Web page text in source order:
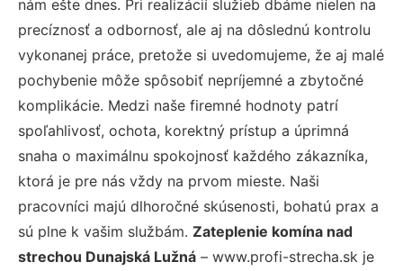
nám ešte dnes. Pri realizácií služieb dbáme nielen na
precíznosť a odbornosť, ale aj na dôslednú kontrolu
vykonanej práce, pretože si uvedomujeme, že aj malé
pochybenie môže spôsobiť nepríjemné a zbytočné
komplikácie. Medzi naše firemné hodnoty patrí
spoľahlivosť, ochota, korektný prístup a úprimná
snaha o maximálnu spokojnosť každého zákazníka,
ktorá je pre nás vždy na prvom mieste. Naši
pracovníci majú dlhoročné skúsenosti, bohatú prax a
sú plne k vašim službám. Zateplenie komína nad
strechou Dunajská Lužná – www.profi-strecha.sk je